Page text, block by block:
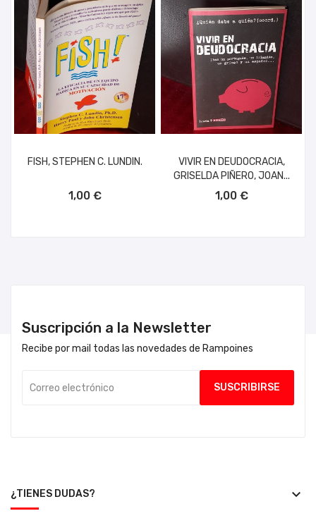
FISH, STEPHEN C. LUNDIN.
1,00 €
VIVIR EN DEUDOCRACIA,
GRISELDA PIÑERO, JOAN...
1,00 €
Suscripción a la Newsletter
Recibe por mail todas las novedades de Rampoines
¿TIENES DUDAS? keyboard_arrow_down